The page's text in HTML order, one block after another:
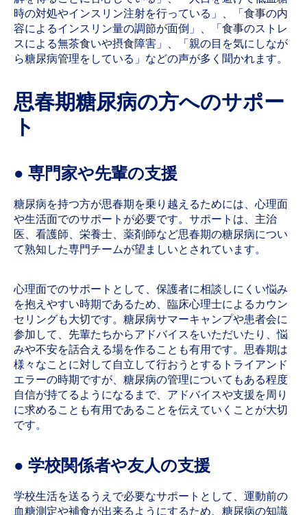
時の対処やインスリン注射を行っている」、「食事の内
容によるインスリン量の調節が面倒」、「食事のストレ
スによる無茶食いや摂食障害」、「親の目を気にしなが
ら糖尿病管理をしている」などの声が多く聞かれます。
思春期糖尿病の方へのサポー
ト
● 専門家や先輩の支援
糖尿病を持つ方が思春期を乗り越えるためには、心理面
や生活面でのサポートが必要です。サポートは、主治
医、看護師、栄養士、薬剤師など思春期の糖尿病につい
て熟知した専門チームが望ましいとされています。
心理面でのサポートとして、保護者に相談しにくい悩み
を抱えやすい時期であるため、臨床心理士によるカウン
セリングも大切です。糖尿病サマーキャンプや患者会に
参加して、先輩たちからアドバイスをいただいたり、悩
みや不安を話合える場を作ることも有用です。思春期は
様々なことに対して自立して行おうとするトライアンド
エラーの時期ですが、糖尿病の管理についてもある程度
自信が持てるようになるまで、アドバイスや支援を周り
に求めることも有用であることを伝えていくことが大切
です。
● 学校関係者や友人の支援
学校生活を送るうえで必要なサポートとして、運動前の
血糖測定や補食が出来るようにするため、糖尿病の知識